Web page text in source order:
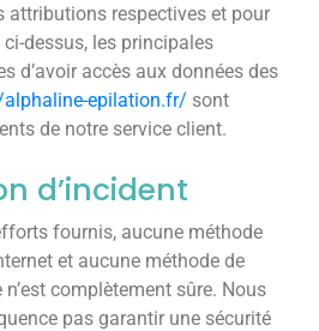
attributions respectives et pour
dessus, les principales
d’avoir accès aux données des
epilation.fr/ sont
de notre service client.
d’incident
fournis, aucune méthode
et aucune méthode de
complètement sûre. Nous
pas garantir une sécurité